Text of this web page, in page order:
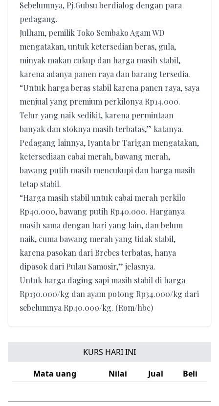
Sebelumnya, Pj.Gubsu berdialog dengan para
pedagang.
Julham, pemilik Toko Sembako Agam WD
mengatakan, untuk ketersedian beras, gula,
minyak makan cukup dan harga masih stabil,
karena adanya panen raya dan barang tersedia.
“Untuk harga beras stabil karena panen raya, saya
menjual yang premium perkilonya Rp14.000.
Telur yang naik sedikit, karena permintaan
banyak dan stoknya masih terbatas,” katanya.
Pedagang lainnya, Iyanta br Tarigan mengatakan,
ketersediaan cabai merah, bawang merah,
bawang putih masih mencukupi dan harga masih
tetap stabil.
“Harga masih stabil untuk cabai merah perkilo
Rp40.000, bawang putih Rp40.000. Harganya
masih sama dengan hari yang lain, dan belum
naik, cuma bawang merah yang tidak stabil,
karena pasokan dari Brebes terbatas, hanya
dipasok dari Pulau Samosir,” jelasnya.
Untuk harga daging sapi masih stabil di harga
Rp130.000/kg dan ayam potong Rp34.000/kg dari
sebelumnya Rp40.000/kg. (Rom/hbc)
KURS HARI INI
Mata uang
Nilai Jual Beli